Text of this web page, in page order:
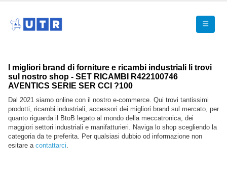
I migliori brand di forniture e ricambi industriali li trovi
sul nostro shop - SET RICAMBI R422100746
AVENTICS SERIE SER CCI ?100
Dal 2021 siamo online con il nostro e-commerce. Qui trovi tantissimi
prodotti, ricambi industriali, accessori dei migliori brand sul mercato, per
quanto riguarda il BtoB legato al mondo della meccatronica, dei
maggiori settori industriali e manifatturieri. Naviga lo shop scegliendo la
categoria da te preferita. Per qualsiasi dubbio od informazione non
esitare a contattarci.